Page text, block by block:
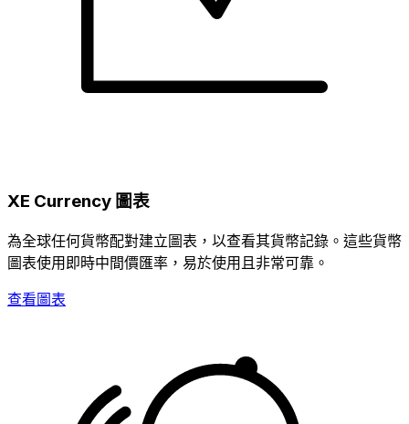
XE Currency 圖表
為全球任何貨幣配對建立圖表，以查看其貨幣記錄。這些貨幣
圖表使用即時中間價匯率，易於使用且非常可靠。
查看圖表